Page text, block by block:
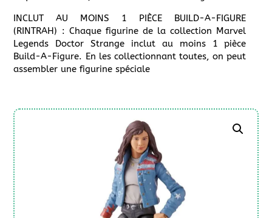
INCLUT AU MOINS 1 PIÈCE BUILD-A-FIGURE
(RINTRAH) : Chaque figurine de la collection Marvel
Legends Doctor Strange inclut au moins 1 pièce
Build-A-Figure. En les collectionnant toutes, on peut
assembler une figurine spéciale